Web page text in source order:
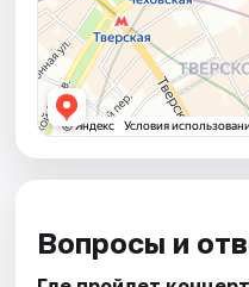
Вопросы и